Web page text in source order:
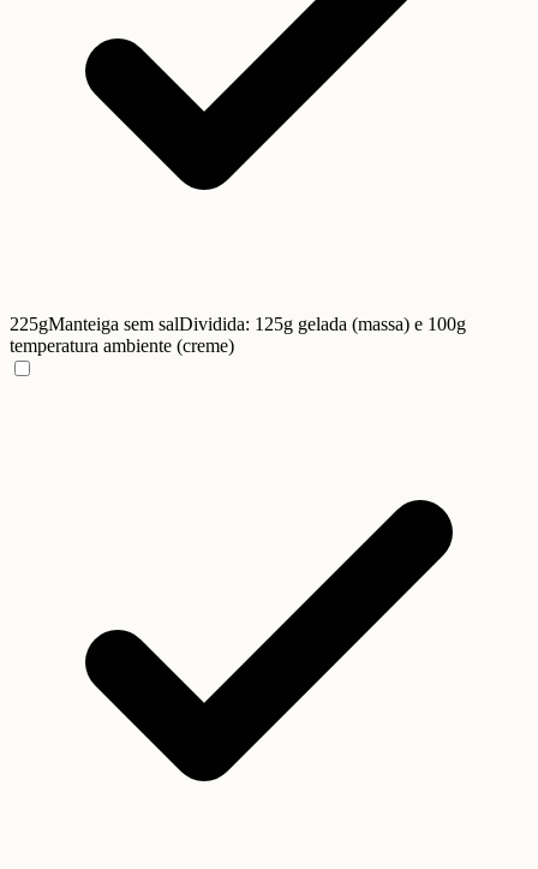
225gManteiga sem salDividida: 125g gelada (massa) e 100g
temperatura ambiente (creme)